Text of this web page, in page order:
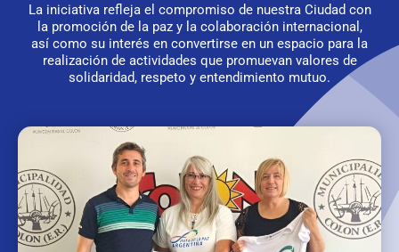
La iniciativa refleja el compromiso de nuestra Ciudad con
la promoción de la paz y la colaboración internacional,
así como su interés en convertirse en un espacio para la
realización de actividades que promuevan valores de
solidaridad, respeto y entendimiento mutuo.